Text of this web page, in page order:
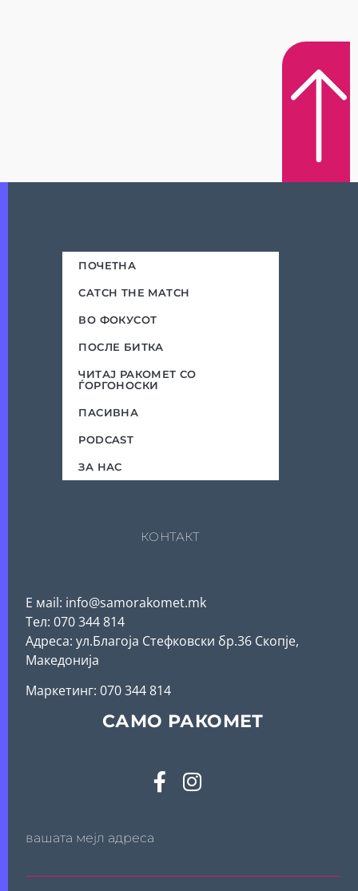
ПОЧЕТНА
CATCH THE MATCH
ВО ФОКУСОТ
ПОСЛЕ БИТКА
ЧИТАЈ РАКОМЕТ СО
ЃОРГОНОСКИ
ПАСИВНА
PODCAST
ЗА НАС
КОНТАКТ
Е мail: info@samorakomet.mk
Тел: 070 344 814
Адреса: ул.Благоја Стефковски бр.36 Скопје,
Македонија
Mаркетинг: 070 344 814
САМО РАКОМЕТ
вашата мејл адреса